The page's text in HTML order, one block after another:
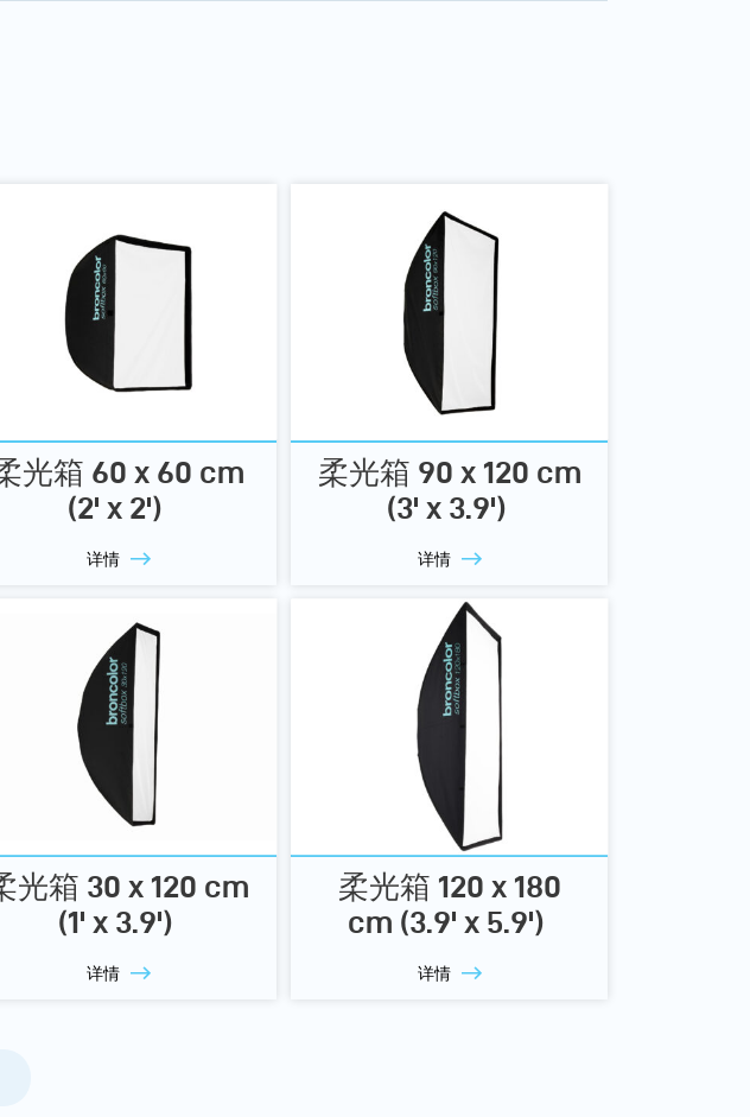
光箱 60 x 60 cm
(2' x 2')
详情
柔光箱 90 x 120 cm
(3' x 3.9')
详情
光箱 30 x 120 cm
(1' x 3.9')
详情
柔光箱 120 x 180
cm (3.9' x 5.9')
详情